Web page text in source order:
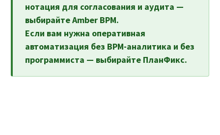
нотация для согласования и аудита —
выбирайте Amber BPM.
Если вам нужна оперативная
автоматизация без BPM-аналитика и без
программиста — выбирайте ПланФикс.